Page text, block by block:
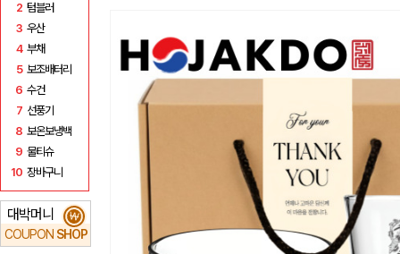
2 텀블러
3 우산
4 부채
5 보조배터리
6 수건
7 선풍기
8 보온보냉백
9 물티슈
10 장바구니
대박머니
COUPON SHOP
₩